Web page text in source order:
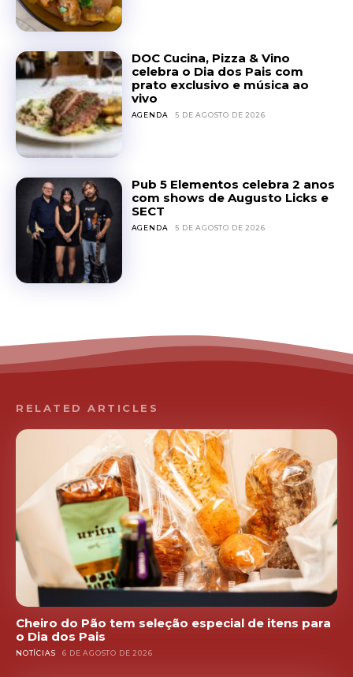
DOC Cucina, Pizza & Vino
celebra o Dia dos Pais com
prato exclusivo e música ao
vivo
AGENDA 5 DE AGOSTO DE 2026
Pub 5 Elementos celebra 2 anos
com shows de Augusto Licks e
SECT
AGENDA 5 DE AGOSTO DE 2026
RELATED ARTICLES
Cheiro do Pão tem seleção especial de itens para
o Dia dos Pais
NOTÍCIAS 6 DE AGOSTO DE 2026